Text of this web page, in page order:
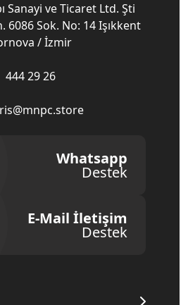
Sanayi ve Ticaret Ltd. Şti
6086 Sok. No: 14 Işıkkent
/ İzmir
444 29 26
Whatsapp
Destek
E-Mail İletişim
Destek